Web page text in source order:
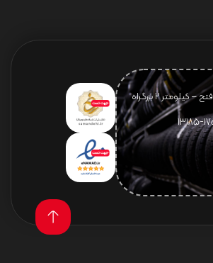
آدرس: تهران -کیلومتر 12 بزرگراه فتح – کیلومتر ۲ بزرگراه